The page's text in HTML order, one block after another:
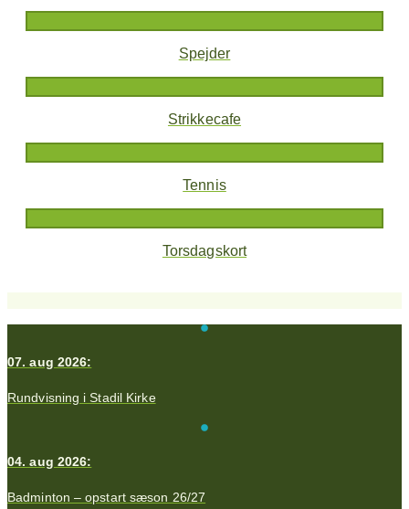
Spejder
Strikkecafe
Tennis
Torsdagskort
07. aug 2026:
Rundvisning i Stadil Kirke
04. aug 2026:
Badminton – opstart sæson 26/27